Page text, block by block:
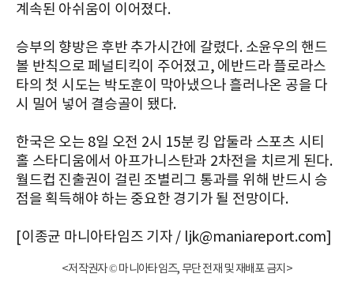
계속된 아쉬움이 이어졌다.
승부의 향방은 후반 추가시간에 갈렸다. 소윤우의 핸드
볼 반칙으로 페널티킥이 주어졌고, 에반드라 플로라스
타의 첫 시도는 박도훈이 막아냈으나 흘러나온 공을 다
시 밀어 넣어 결승골이 됐다.
한국은 오는 8일 오전 2시 15분 킹 압둘라 스포츠 시티
홀 스타디움에서 아프가니스탄과 2차전을 치르게 된다.
월드컵 진출권이 걸린 조별리그 통과를 위해 반드시 승
점을 획득해야 하는 중요한 경기가 될 전망이다.
[이종균 마니아타임즈 기자 / ljk@maniareport.com]
<저작권자 © 마니아타임즈, 무단 전재 및 재배포 금지>